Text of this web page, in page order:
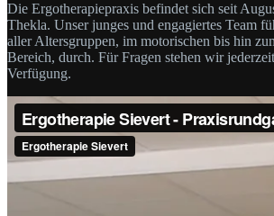
Die Ergotherapiepraxis befindet sich seit
Thekla. Unser junges und engagiertes Team
aller Altersgruppen, im motorischen bis hin
Bereich, durch. Für Fragen stehen wir
Verfügung.